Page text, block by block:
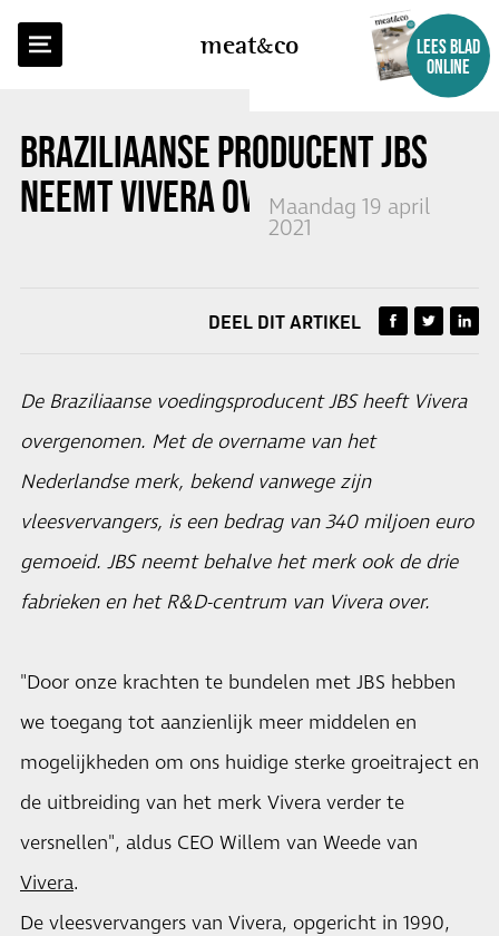
meatco
LEES BLAD
ONLINE
BRAZILIAANSE PRODUCENT JBS
NEEMT VIVERA OVERMaandag 19 april
2021
TERUG NAAR OVERZICHT
DEEL DIT ARTIKEL
De Braziliaanse voedingsproducent JBS heeft Vivera
overgenomen. Met de overname van het
Nederlandse merk, bekend vanwege zijn
vleesvervangers, is een bedrag van 340 miljoen euro
gemoeid. JBS neemt behalve het merk ook de drie
fabrieken en het R&D-centrum van Vivera over.
"Door onze krachten te bundelen met JBS hebben
we toegang tot aanzienlijk meer middelen en
mogelijkheden om ons huidige sterke groeitraject en
de uitbreiding van het merk Vivera verder te
versnellen", aldus CEO Willem van Weede van
Vivera.
De vleesvervangers van Vivera, opgericht in 1990,